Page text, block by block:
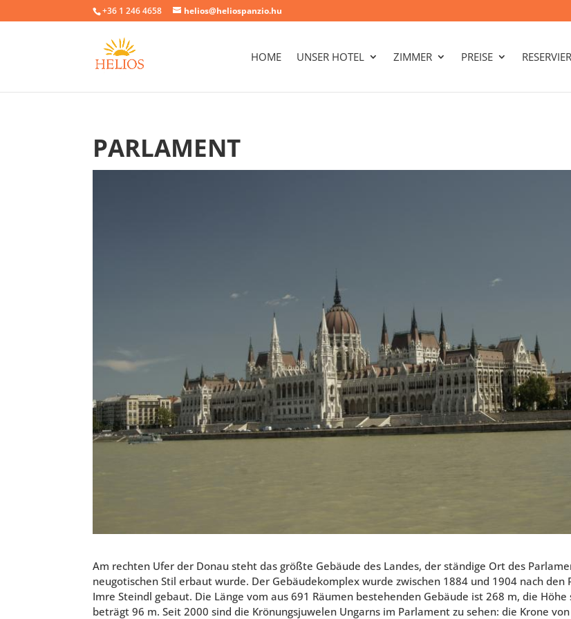
+36 1 246 4658 helios@heliospanzio.hu
HOME UNSER HOTEL ZIMMER PREISE
PARLAMENT
Am rechten Ufer der Donau steht das größte Gebäude des Landes, der ständige Ort des
neugotischen Stil erbaut wurde. Der Gebäudekomplex wurde zwischen 1884 und 1904 nach den
Imre Steindl gebaut. Die Länge vom aus 691 Räumen bestehenden Gebäude ist 268 m, die Höhe
beträgt 96 m. Seit 2000 sind die Krönungsjuwelen Ungarns im Parlament zu sehen: die Krone von